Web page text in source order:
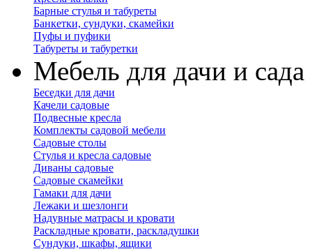
Барные стулья и табуреты
Банкетки, сундуки, скамейки
Пуфы и пуфики
Табуреты и табуретки
Мебель для дачи и сада
Беседки для дачи
Качели садовые
Подвесные кресла
Комплекты садовой мебели
Садовые столы
Стулья и кресла садовые
Диваны садовые
Садовые скамейки
Гамаки для дачи
Лежаки и шезлонги
Надувные матрасы и кровати
Раскладные кровати, раскладушки
Сундуки, шкафы, ящики